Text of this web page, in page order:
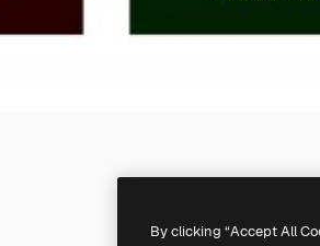
By clicking “Accept All